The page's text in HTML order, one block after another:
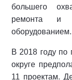
большего
ремонта и
оборудованием.
В 2018 году по
округе
11 проектам.